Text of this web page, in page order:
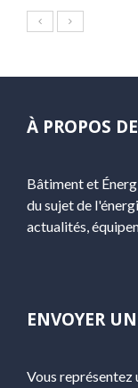
À PROPOS
Bâtiment et
du sujet de
actualités,
ENVOYER
Vous représentez